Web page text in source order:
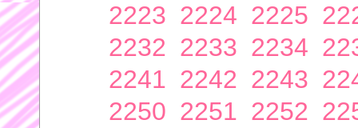
2223 2224 2225
2232 2233 2234
2241 2242 2243
2250 2251 2252